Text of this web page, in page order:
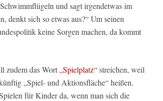
und sagt irgendetwas im
denkt sich so etwas aus?“ Um seinen
keine Sorgen machen, da kommt
zudem das Wort „Spielplatz“streichen, weil
„Spiel- und Aktionsfläche“ heißen.
für Kinder da, wenn man sich die